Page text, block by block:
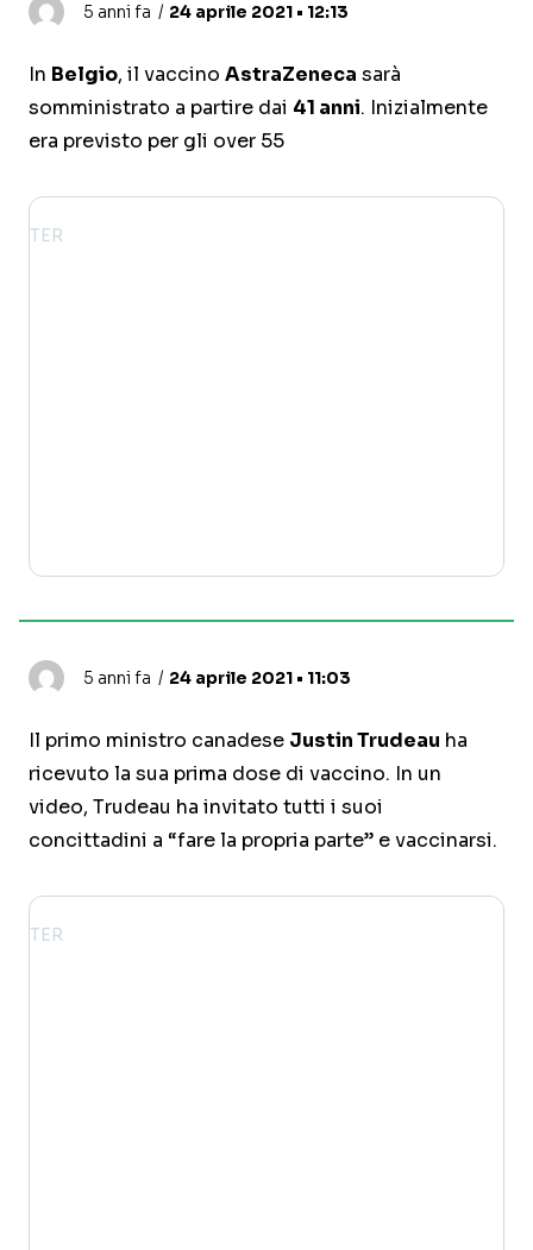
5 anni fa 24 aprile 2021 • 12:13
In Belgio, il vaccino AstraZeneca sarà
somministrato a partire dai 41 anni. Inizialmente
era previsto per gli over 55
5 anni fa 24 aprile 2021 • 11:03
Il primo ministro canadese Justin Trudeau ha
ricevuto la sua prima dose di vaccino. In un
video, Trudeau ha invitato tutti i suoi
concittadini a “fare la propria parte” e vaccinarsi.